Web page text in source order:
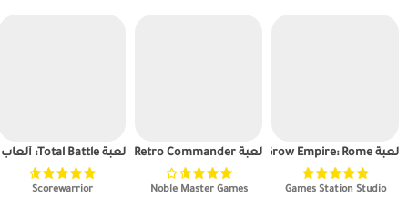
لعبة Grow Empire: Rome مهكرة
Games Station Studio‏
لعبة Retro Commander مهكرة
Noble Master Games‏
لعبة Total Battle: ألعاب إستراتيجية مهكرة
Scorewarrior‏